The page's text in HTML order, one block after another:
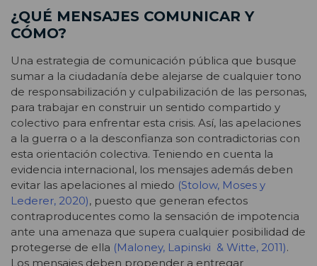
¿QUÉ MENSAJES COMUNICAR Y
CÓMO?
Una estrategia de comunicación pública que busque
sumar a la ciudadanía debe alejarse de cualquier tono
de responsabilización y culpabilización de las personas,
para trabajar en construir un sentido compartido y
colectivo para enfrentar esta crisis. Así, las apelaciones
a la guerra o a la desconfianza son contradictorias con
esta orientación colectiva. Teniendo en cuenta la
evidencia internacional, los mensajes además deben
evitar las apelaciones al miedo (Stolow, Moses y
Lederer, 2020), puesto que generan efectos
contraproducentes como la sensación de impotencia
ante una amenaza que supera cualquier posibilidad de
protegerse de ella (Maloney, Lapinski & Witte, 2011).
Los mensajes deben propender a entregar